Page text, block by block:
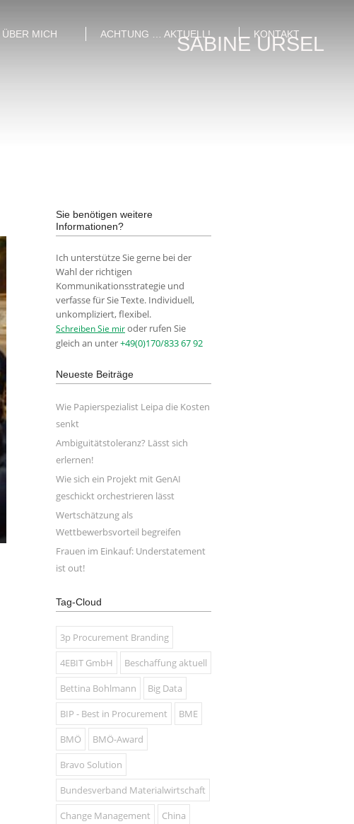
SABINE URSEL
ÜBER MICH ACHTUNG … AKTUELL!
KONTAKT
Sie benötigen weitere
Informationen?
Ich unterstütze Sie gerne bei der
Wahl der richtigen
Kommunikationsstrategie und
verfasse für Sie Texte. Individuell,
unkompliziert, flexibel.
Schreiben Sie miroder rufen Sie
gleich an unter+49(0)170/833 67 92
Neueste Beiträge
Wie Papierspezialist Leipa die Kosten
senkt
Ambiguitätstoleranz? Lässt sich
erlernen!
Wie sich ein Projekt mit GenAI
geschickt orchestrieren lässt
Wertschätzung als
Wettbewerbsvorteil begreifen
Frauen im Einkauf: Understatement
ist out!
Tag-Cloud
3p Procurement Branding
4EBIT GmbH
Beschaffung aktuell
Bettina Bohlmann
Big Data
BIP - Best in Procurement
BME
BMÖ
BMÖ-Award
Bravo Solution
Bundesverband Materialwirtschaft
Change Management
China